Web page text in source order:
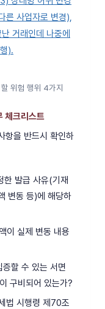
위험 행위 4가지
체크리스트
항을 반드시 확인하
한 발급 사유(기재
변동 등)에 해당하
이 실제 변동 내용
할 수 있는 서면
구비되어 있는가?
법 시행령 제70조